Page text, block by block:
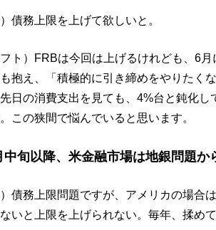
債務上限を上げて欲しいと。
ト）FRBは今回は上げるけれども、6
抱え、「積極的に引き締めをやりたく
日の消費支出を見ても、4%台と鈍化
この狭間で悩んでいると思います。
中旬以降、米金融市場は地銀問題
債務上限問題ですが、アメリカの場合
いと上限を上げられない。毎年、揉め